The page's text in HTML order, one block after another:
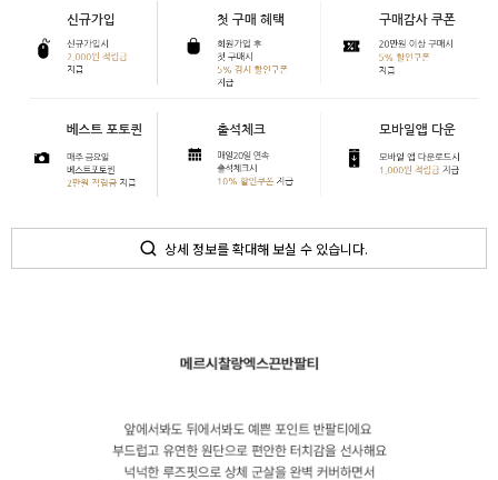
상세 정보를 확대해 보실 수 있습니다.